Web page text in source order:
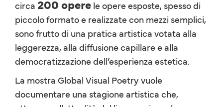
circa 200 opere le opere esposte, spesso di
piccolo formato e realizzate con mezzi semplici,
sono frutto di una pratica artistica votata alla
leggerezza, alla diffusione capillare e alla
democratizzazione dell’esperienza estetica.
La mostra Global Visual Poetry vuole
documentare una stagione artistica che,